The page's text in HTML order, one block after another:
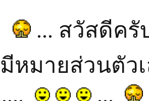
... สวัสดีครั
หมายส่วนตัว
...